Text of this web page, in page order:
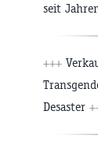
seit
+++
Desaster